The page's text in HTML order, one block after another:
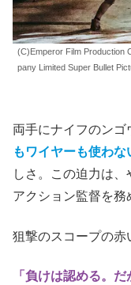
(C)Emperor Film Production
pany Limited Super Bullet
両手にナイフのンゴ
もワイヤーも使わ
しさ。この迫力は、
アクション監督を務
狙撃のスコープの赤
「負けは認める。